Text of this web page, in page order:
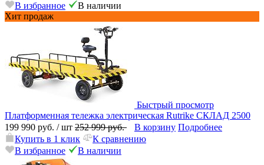
В избранное
В наличии
Хит продаж
Быстрый просмотр
Платформенная тележка электрическая Rutrike СКЛАД 2500
199 990 руб. / шт 252 999 руб. В корзину Подробнее
Купить в 1 клик
К сравнению
В избранное
В наличии